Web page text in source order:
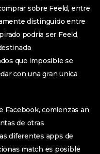
sobre Feeld, entre
distinguido entre
podri­a ser Feeld,
que imposible se
con una gran unica
Facebook, comienzas an
de otras
diferentes apps de
match es posible